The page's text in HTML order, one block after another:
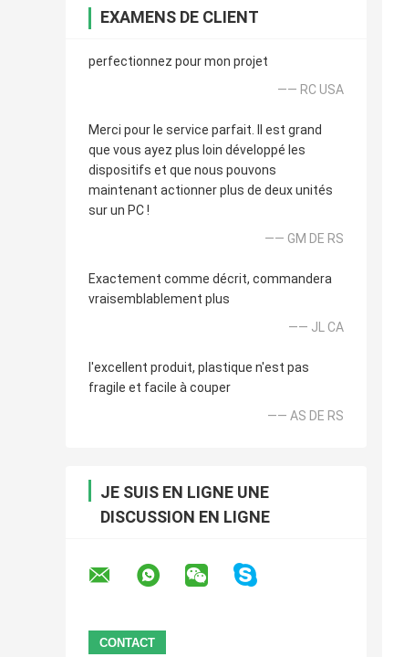
EXAMENS DE CLIENT
perfectionnez pour mon projet
—— RC USA
Merci pour le service parfait. Il est grand
que vous ayez plus loin développé les
dispositifs et que nous pouvons
maintenant actionner plus de deux unités
sur un PC !
—— GM DE RS
Exactement comme décrit, commandera
vraisemblablement plus
—— JL CA
l'excellent produit, plastique n'est pas
fragile et facile à couper
—— AS DE RS
JE SUIS EN LIGNE UNE
DISCUSSION EN LIGNE